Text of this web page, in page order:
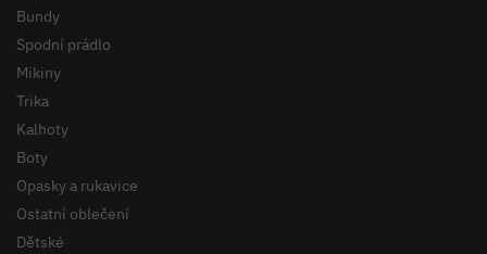
Bundy
Spodní prádlo
Mikiny
Trika
Kalhoty
Boty
Opasky a rukavice
Ostatní oblečení
Dětské